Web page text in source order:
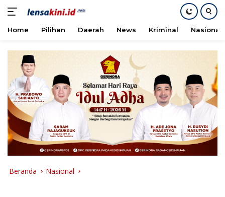
konten
Home Pilihan Daerah News Kriminal Nasional
Beranda Nasional